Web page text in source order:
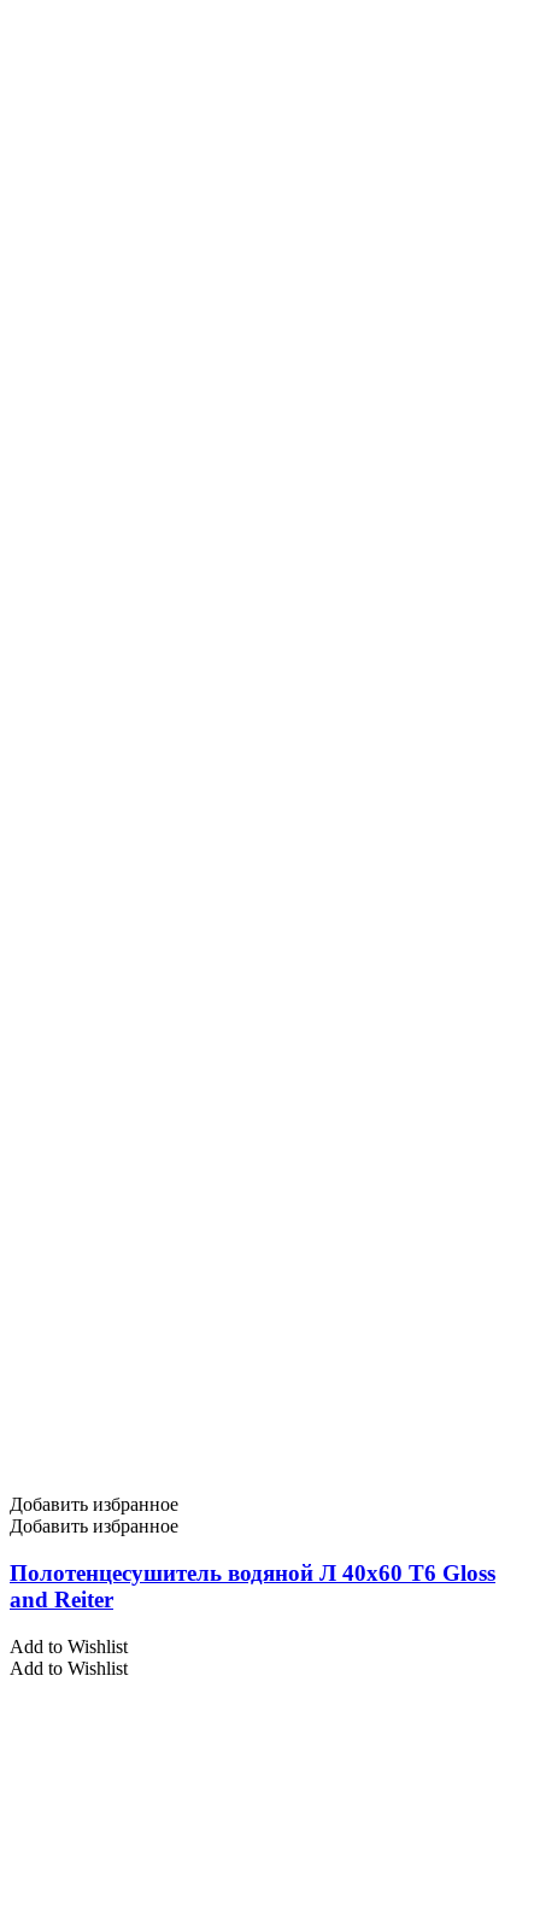
Добавить избранное
Добавить избранное
Полотенцесушитель водяной Л 40х60 Т6 Gloss
and Reiter
Add to Wishlist
Add to Wishlist